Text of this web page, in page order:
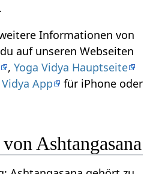
Informationen von
auf unseren Webseiten
,Yoga Vidya Hauptseite
App
für iPhone oder
Ashtangasana